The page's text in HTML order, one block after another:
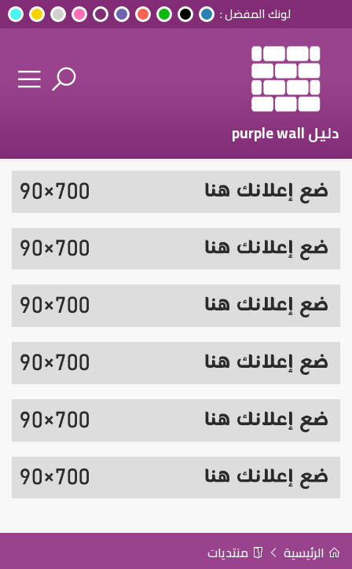
لونك المفضل :
دليل purple wall
الرئيسية منتديات